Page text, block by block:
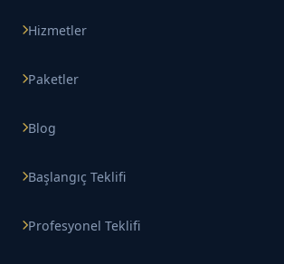
Hizmetler
Paketler
Blog
Başlangıç Teklifi
Profesyonel Teklifi